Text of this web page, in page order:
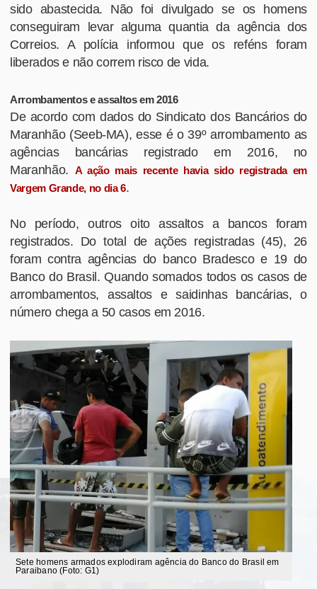
sido abastecida. Não foi divulgado se os homens
conseguiram levar alguma quantia da agência dos
Correios. A polícia informou que os reféns foram
liberados e não correm risco de vida.
Arrombamentos e assaltos em 2016
De acordo com dados do Sindicato dos Bancários do
Maranhão (Seeb-MA), esse é o 39º arrombamento as
agências bancárias registrado em 2016, no
Maranhão. A ação mais recente havia sido registrada em
Vargem Grande, no dia 6.
No período, outros oito assaltos a bancos foram
registrados. Do total de ações registradas (45), 26
foram contra agências do banco Bradesco e 19 do
Banco do Brasil. Quando somados todos os casos de
arrombamentos, assaltos e saidinhas bancárias, o
número chega a 50 casos em 2016.
Sete homens armados explodiram agência do Banco do Brasil em
Paraibano (Foto: G1)